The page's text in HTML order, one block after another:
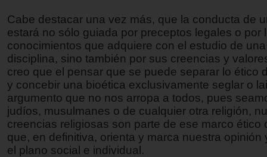
Cabe destacar una vez más, que la conducta de
estará no sólo guiada por preceptos legales o por
conocimientos que adquiere con el estudio de
disciplina, sino también por sus creencias y
creo que el pensar que se puede separar lo ético
y concebir una bioética exclusivamente seglar o
argumento que no nos arropa a todos, pues
judíos, musulmanes o de cualquier otra religión,
creencias religiosas son parte de ese marco ético
que, en definitiva, orienta y marca nuestra opinión
el plano social e individual.